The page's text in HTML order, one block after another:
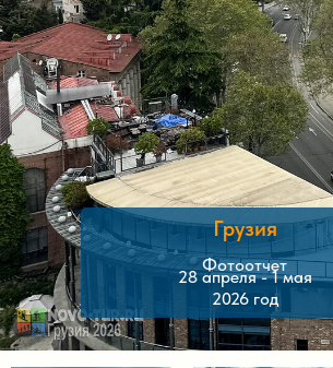
Грузия
28 апреля - 1 мая
2026 год
Фотоотчет